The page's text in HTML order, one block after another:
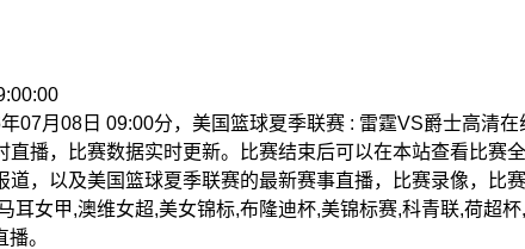
07月08日 09:00分，美国篮球夏季联赛 : 雷霆VS爵士高清
直播，比赛数据实时更新。比赛结束后可以在本站查看比赛
道，以及美国篮球夏季联赛的最新赛事直播，比赛录像，比
耳女甲,澳维女超,美女锦标,布隆迪杯,美锦标赛,科青联,荷超
。